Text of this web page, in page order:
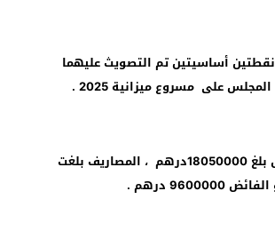
أساسيتين تم التصويث عليهما
على مسروع ميزانية 2025 .
* مجموع المداخيل بلغ 18050000درهم ، المصاريف بلغت